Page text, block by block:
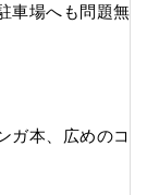
車場へも問題無
ガ本、広めのコ